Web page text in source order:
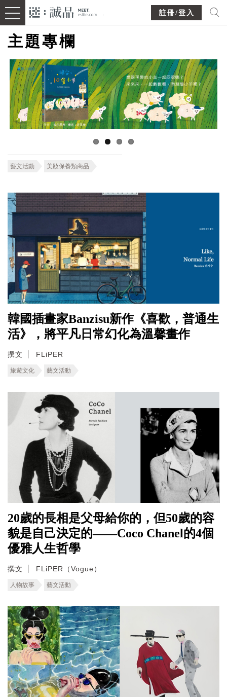
註冊/登入
主題專欄
藝文活動 美妝保養類商品
韓國插畫家Banzisu新作《喜歡，普通生
活》，將平凡日常幻化為溫馨畫作
撰文 FLiPER
旅遊文化 藝文活動
20歲的長相是父母給你的，但50歲的容
貌是自己決定的——Coco Chanel的4個
優雅人生哲學
撰文 FLiPER（Vogue）
人物故事 藝文活動